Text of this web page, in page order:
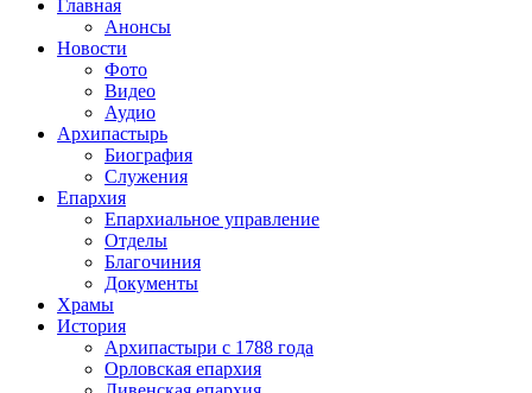
Главная
Анонсы
Новости
Фото
Видео
Аудио
Архипастырь
Биография
Служения
Епархия
Епархиальное управление
Отделы
Благочиния
Документы
Храмы
История
Архипастыри с 1788 года
Орловская епархия